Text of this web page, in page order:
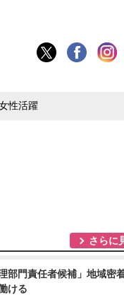
性活躍
さらに
部門責任者候補」地域密
ける